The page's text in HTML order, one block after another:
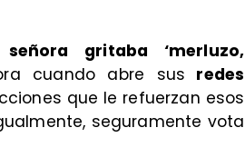
gritaba ‘merluzo,
cuando abre sus redes
que le refuerzan esos
seguramente vota